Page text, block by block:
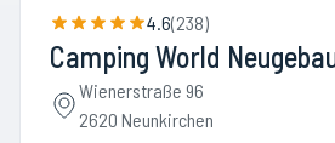
4.6(238)
Camping World
Wienerstraße 96
2620 Neunkirchen